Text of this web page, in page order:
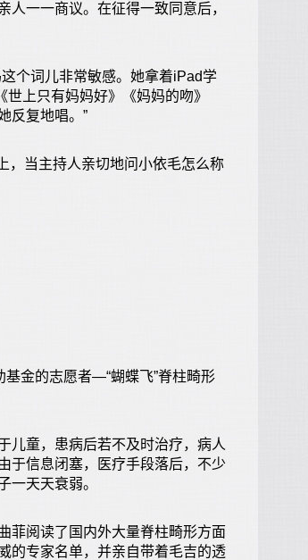
一一商议。在征得一致同意后，
个词儿非常敏感。她拿着iPad学
上只有妈妈好》《妈妈的吻》
反复地唱。”
当主持人亲切地问小依毛怎么称
金的志愿者—“蝴蝶飞”脊柱畸形
童，患病后若不及时治疗，病人
于信息闭塞，医疗手段落后，不少
一天天衰弱。
阅读了国内外大量脊柱畸形方面
的专家名单，并亲自带着毛吉的透